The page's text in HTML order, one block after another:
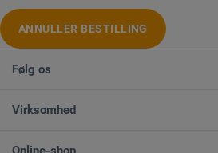
ANNULLER BESTILLING
Følg os
Virksomhed